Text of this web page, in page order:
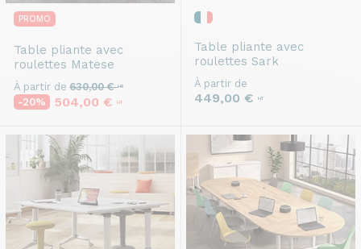
PROMO
Table pliante avec
roulettes Matese
À partir de 630,00 €HT
-20% 504,00 € HT
Table pliante avec
roulettes Sark
À partir de
449,00 € HT